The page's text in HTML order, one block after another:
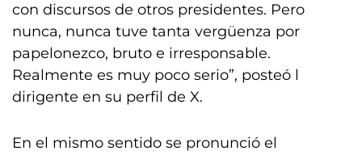
con discursos de otros presidentes. Pero
nunca, nunca tuve tanta vergüenza por
papelonezco, bruto e irresponsable.
Realmente es muy poco serio”, posteó l
dirigente en su perfil de X.
En el mismo sentido se pronunció el